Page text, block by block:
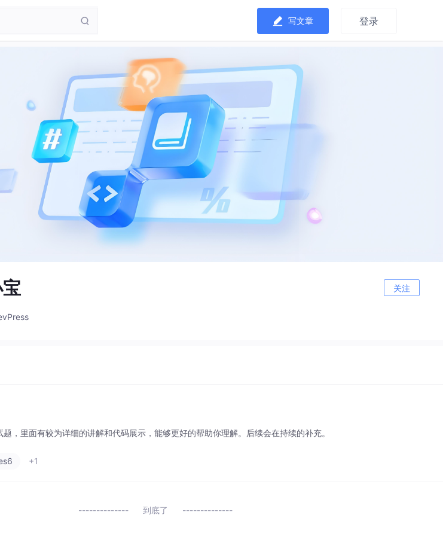
写文章 登录
关注
，里面有较为详细的讲解和代码展示，能够更好的帮助你理解。后续会在持续的补充。
+1
到底了